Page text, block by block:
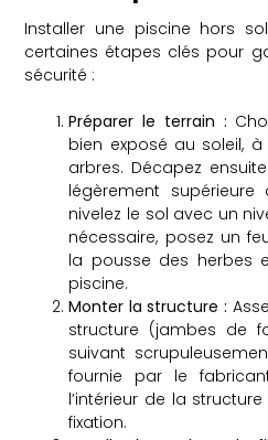
Installer une piscine hors
certaines étapes clés pour
sécurité :
Préparer le terrain :
bien exposé au soleil,
arbres. Décapez
légèrement
nivelez le sol avec un
nécessaire, posez un
la pousse des herbes
piscine.
Monter la structure :
structure (jambes de
suivant
fournie par le
l’intérieur de la
fixation.